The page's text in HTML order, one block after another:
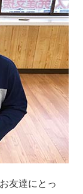
友達にとっ